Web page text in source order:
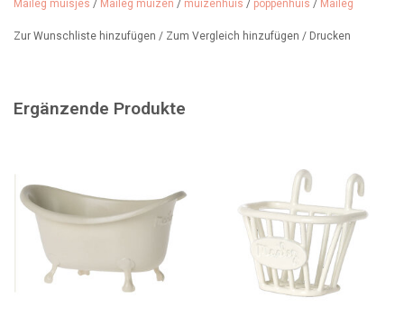
Material: Baumwolle
Maileg muisjes / Maileg muizen / muizenhuis / poppenhuis / Maileg
Zur Wunschliste hinzufügen / Zum Vergleich hinzufügen / Drucken
Ergänzende Produkte